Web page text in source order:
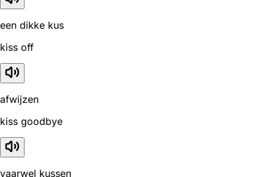
een dikke kus
kiss off
afwijzen
kiss goodbye
vaarwel kussen